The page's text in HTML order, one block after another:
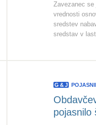
Zavezanec se
vrednosti
sredstev
sredstav v
G &J
pojasnilo